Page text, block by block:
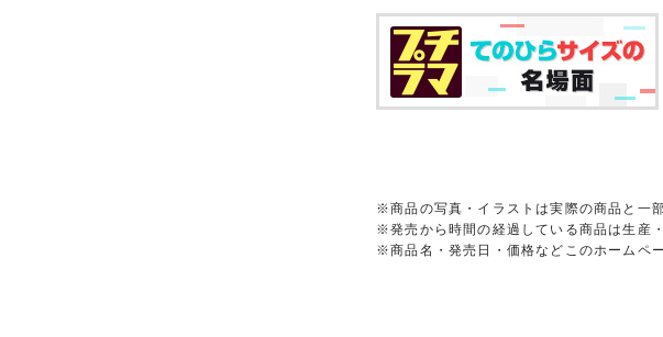
※商品の写真・イラストは実際の商品と一
※発売から時間の経過している商品は生産
※商品名・発売日・価格などこのホームペ